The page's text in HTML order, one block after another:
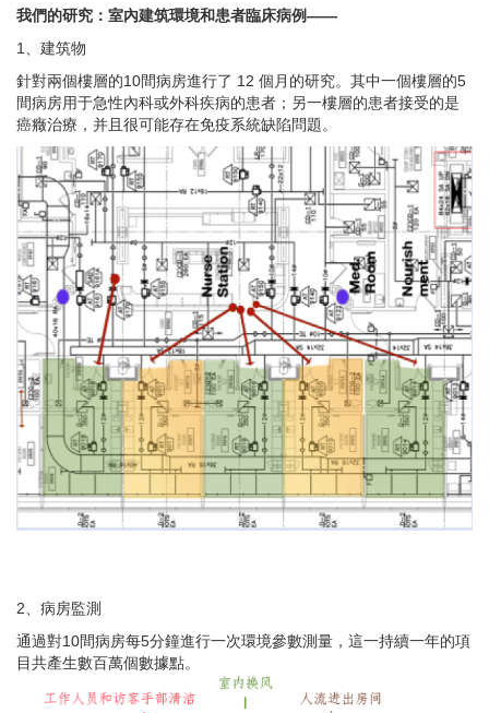
我們的研究：室內建筑環境和患者臨床病例——
1、建筑物
針對兩個樓層的10間病房進行了 12 個月的研究。其中一個樓層的5
間病房用于急性內科或外科疾病的患者；另一樓層的患者接受的是
癌癥治療，并且很可能存在免疫系統缺陷問題。
2、病房監測
通過對10間病房每5分鐘進行一次環境參數測量，這一持續一年的項
目共產生數百萬個數據點。